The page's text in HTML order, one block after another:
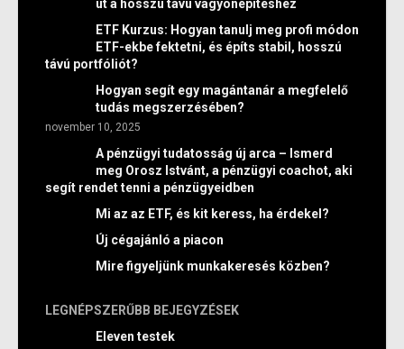
út a hosszú távú vagyonépítéshez
ETF Kurzus: Hogyan tanulj meg profi módon
ETF-ekbe fektetni, és építs stabil, hosszú
távú portfóliót?
Hogyan segít egy magántanár a megfelelő
tudás megszerzésében?
november 10, 2025
A pénzügyi tudatosság új arca – Ismerd
meg Orosz Istvánt, a pénzügyi coachot, aki
segít rendet tenni a pénzügyeidben
Mi az az ETF, és kit keress, ha érdekel?
Új cégajánló a piacon
Mire figyeljünk munkakeresés közben?
LEGNÉPSZERŰBB BEJEGYZÉSEK
Eleven testek